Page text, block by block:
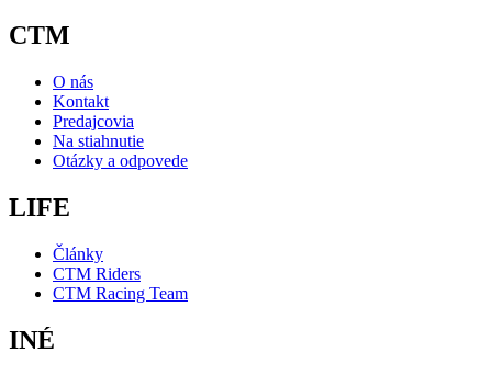
CTM
O nás
Kontakt
Predajcovia
Na stiahnutie
Otázky a odpovede
LIFE
Články
CTM Riders
CTM Racing Team
INÉ